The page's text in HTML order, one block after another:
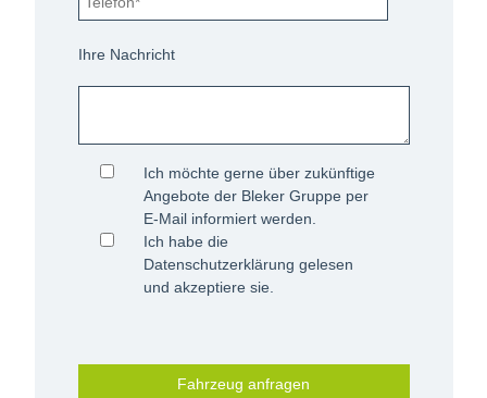
Ihre Nachricht
Ich möchte gerne über zukünftige
Angebote der Bleker Gruppe per
E-Mail informiert werden.
Ich habe die
Datenschutzerklärung gelesen
und akzeptiere sie.
Fahrzeug anfragen